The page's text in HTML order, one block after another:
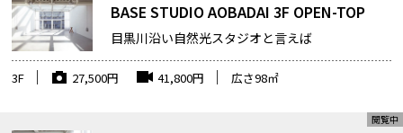
BASE STUDIO AOBADAI 3F OPEN-TOP
目黒川沿い自然光スタジオと言えば
3F 27,500円 41,800円 広さ98㎡